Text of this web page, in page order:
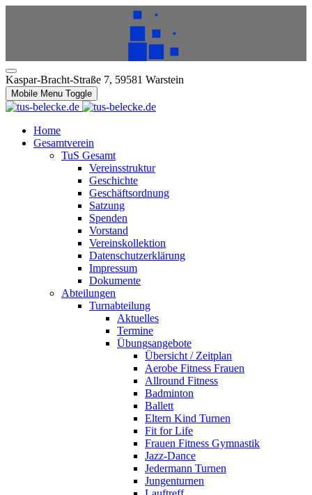
Kaspar-Bracht-Straße 7, 59581 Warstein
Mobile Menu Toggle
Home
Gesamtverein
TuS Gesamt
Vereinsstruktur
Geschichte
Geschäftsordnung
Satzung
Spenden
Vorstand
Vereinskollektion
Datenschutzerklärung
Impressum
Dokumente
Abteilungen
Turnabteilung
Aktuelles
Termine
Übungsangebote
Übersicht / Zeitplan
Aerobe Fitness Frauen
Allround Fitness
Badminton
Ballett
Eltern Kind Turnen
Fit for Life
Frauen Fitness Gymnastik
Jazz-Dance
Jedermann Turnen
Jungenturnen